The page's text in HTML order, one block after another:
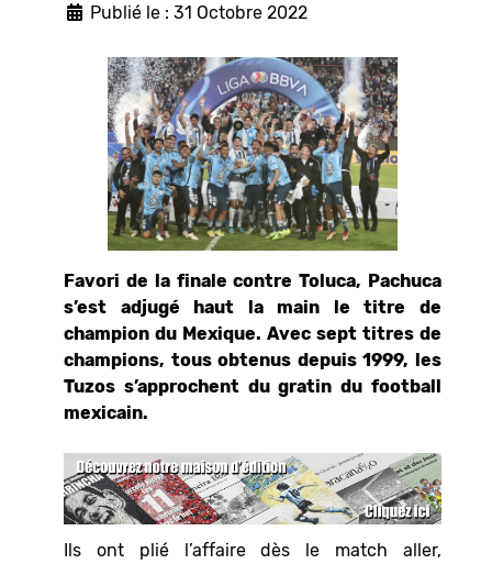
Publié le : 31 Octobre 2022
Favori de la finale contre Toluca, Pachuca
s’est adjugé haut la main le titre de
champion du Mexique. Avec sept titres de
champions, tous obtenus depuis 1999, les
Tuzos s’approchent du gratin du football
mexicain.
Ils ont plié l’affaire dès le match aller,